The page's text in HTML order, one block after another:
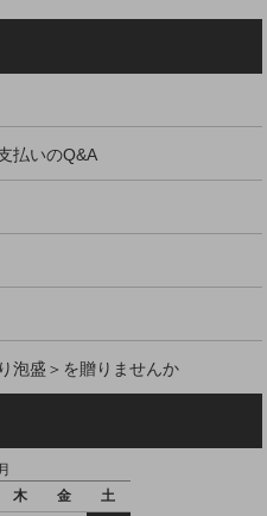
払いのQ&A
泡盛＞を贈りませんか
木 金
土